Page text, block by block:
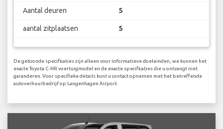
Aantal deuren 5
aantal zitplaatsen 5
De getoonde specificaties zijn alleen voor informatieve doeleinden, we kunnen het
exacte Toyota C-HR voertuigmodel en de exacte specificaties die u ontvangt niet
garanderen. Voor specifieke details kunt u contact opnemen met het betreffende
autoverhuurbedrijf op Langenhagen Airport.